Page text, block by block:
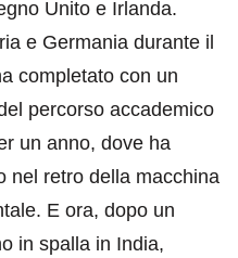
Unito e Irlanda.
e Germania durante il
completato con un
percorso accademico
un anno, dove ha
nel retro della macchina
E ora, dopo un
in spalla in India,